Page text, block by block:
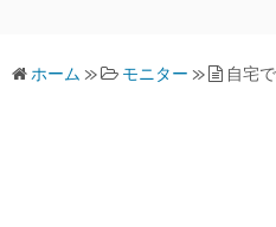
ホーム » モニター » 自宅